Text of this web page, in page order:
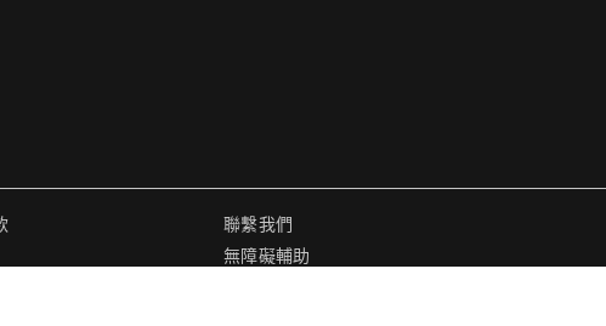
聯繫我們
無障礙輔助